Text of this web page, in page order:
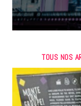
TOUS NOS